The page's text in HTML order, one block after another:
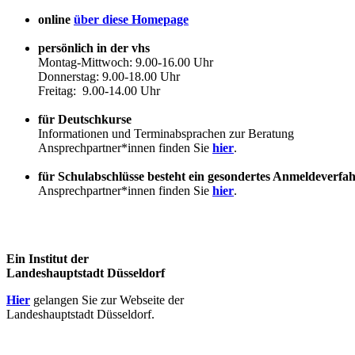
online über diese Homepage
persönlich in der vhs
Montag-Mittwoch: 9.00-16.00 Uhr
Donnerstag: 9.00-18.00 Uhr
Freitag: 9.00-14.00 Uhr
für Deutschkurse
Informationen und Terminabsprachen zur Beratung
Ansprechpartner*innen finden Sie hier.
für Schulabschlüsse besteht ein gesondertes
Ansprechpartner*innen finden Sie hier.
Ein Institut der
Landeshauptstadt Düsseldorf
Hier gelangen Sie zur Webseite der
Landeshauptstadt Düsseldorf.